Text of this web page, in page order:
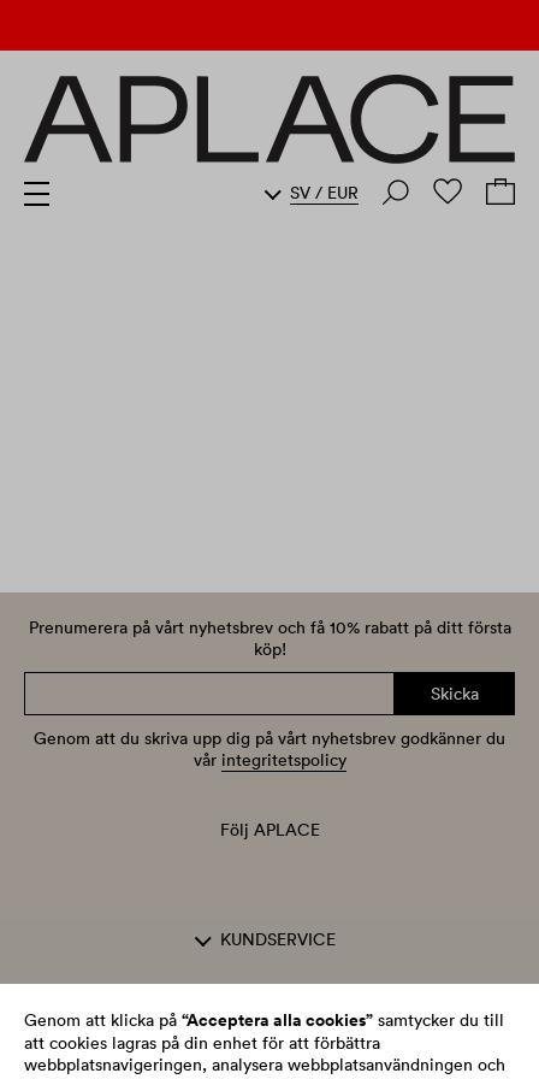
Genom att klicka på “Acceptera alla cookies” samtycker du till
att cookies lagras på din enhet för att förbättra
webbplatsnavigeringen, analysera webbplatsanvändningen och
SV / EUR
Prenumerera på vårt nyhetsbrev och få 10% rabatt på ditt första
köp!
Skicka
Genom att du skriva upp dig på vårt nyhetsbrev godkänner du
vår integritetspolicy
Följ APLACE
KUNDSERVICE
OM APLACE